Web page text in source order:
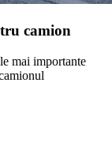
camion
mai importante